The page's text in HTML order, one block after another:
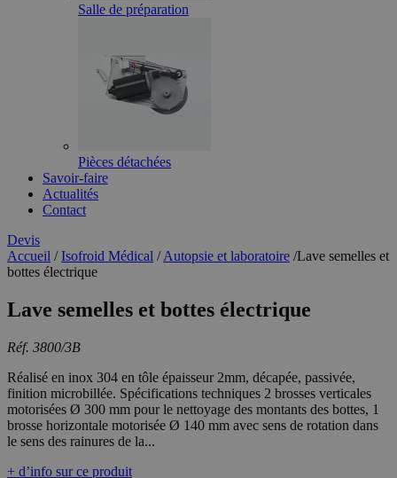
Salle de préparation
Pièces détachées
Savoir-faire
Actualités
Contact
Devis
Accueil /Isofroid Médical /Autopsie et laboratoire /Lave semelles et
bottes électrique
Lave semelles et bottes électrique
Réf. 3800/3B
Réalisé en inox 304 en tôle épaisseur 2mm, décapée, passivée,
finition microbillée. Spécifications techniques 2 brosses verticales
motorisées Ø 300 mm pour le nettoyage des montants des bottes, 1
brosse horizontale motorisée Ø 140 mm avec sens de rotation dans
le sens des rainures de la...
+ d’info sur ce produit